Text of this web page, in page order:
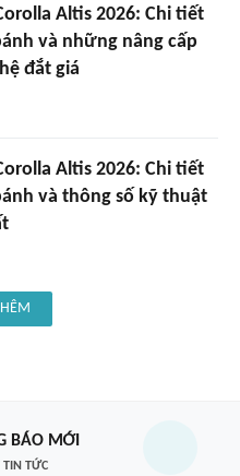
Altis 2026: Chi tiết
và những nâng cấp
đắt giá
Altis 2026: Chi tiết
và thông số kỹ thuật
BÁO MỚI
TỨC